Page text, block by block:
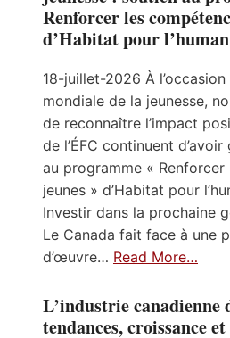
Renforcer les
d’Habitat pour
18-juillet-2026 À
mondiale de la jeunesse,
de reconnaître l’impact
de l’ÉFC continuent
au programme «
jeunes » d’Habitat pour
Investir dans la prochaine
Le Canada fait face à une
d’œuvre… Read More…
L’industrie canadienne
tendances, croissance